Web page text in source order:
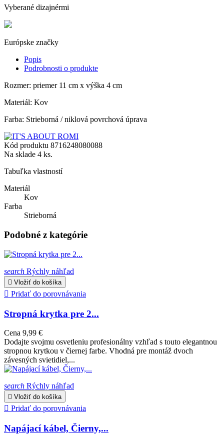
Vyberané dizajnérmi
Európske značky
Popis
Podrobnosti o produkte
Rozmer: priemer 11 cm x výška 4 cm
Materiál: Kov
Farba: Strieborná / niklová povrchová úprava
Kód produktu 8716248080088
Na sklade 4 ks.
Tabuľka vlastností
Materiál
Kov
Farba
Strieborná
Podobné z kategórie
search Rýchly náhľad
 Vložiť do košíka
 Pridať do porovnávania
Stropná krytka pre 2...
Cena 9,99 €
Dodajte svojmu osvetleniu profesionálny vzhľad s touto elegantnou
stropnou krytkou v čiernej farbe. Vhodná pre montáž dvoch
závesných svietidiel,...
search Rýchly náhľad
 Vložiť do košíka
 Pridať do porovnávania
Napájací kábel, Čierny,...